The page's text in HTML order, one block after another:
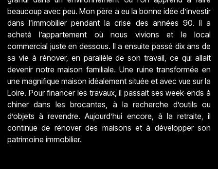
beaucoup avec peu. Mon père a eu la bonne idée d’investir
dans l’immobilier pendant la crise des années 90. Il a
acheté l’appartement où nous vivions et le local
commercial juste en dessous. Il a ensuite passé dix ans de
sa vie à rénover, en parallèle de son travail, ce qui allait
devenir notre maison familiale. Une ruine transformée en
une magnifique maison idéalement située et avec vue sur la
Loire. Pour financer les travaux, il passait ses week-ends à
chiner dans les brocantes, à la recherche d’outils ou
d’objets à revendre. Aujourd’hui encore, à la retraite, il
continue de rénover des maisons et à développer son
patrimoine immobilier.